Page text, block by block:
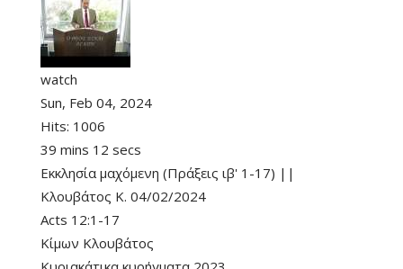
watch
Sun, Feb 04, 2024
Hits: 1006
39 mins 12 secs
Εκκλησία μαχόμενη (Πράξεις ιβ' 1-17) ||
Κλουβάτος Κ. 04/02/2024
Acts 12:1-17
Κίμων Κλουβάτος